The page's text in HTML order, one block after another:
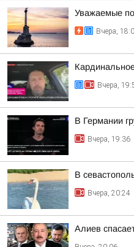
Уважаемые
Вчера,
Вчера,
В Германии
Вчера, 19:36
В
Вчера, 20:24
Алиев